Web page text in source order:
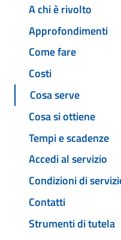
A chi è rivolto
Approfondimenti
Come fare
Costi
Cosa serve
Cosa si ottiene
Tempi e scadenze
Accedi al servizio
Condizioni di
Contatti
Strumenti di tutela